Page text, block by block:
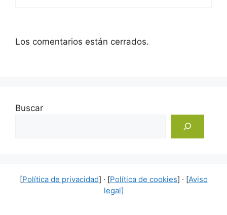
Los comentarios están cerrados.
Buscar
[Política de privacidad] · [Política de cookies] · [Aviso
legal]